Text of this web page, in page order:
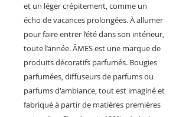
et un léger crépitement, comme un
écho de vacances prolongées. À allumer
pour faire entrer l’été dans son intérieur,
toute l’année. ÂMES est une marque de
produits décoratifs parfumés. Bougies
parfumées, diffuseurs de parfums ou
parfums d'ambiance, tout est imaginé et
fabriqué à partir de matières premières